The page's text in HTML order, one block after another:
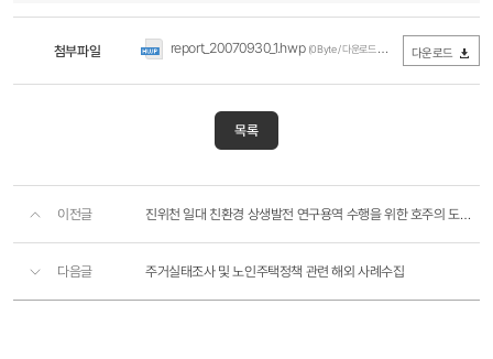
첨부파일 report_20070930_1.hwp (0Byte / 다운로드 229회) 다운로드
목록
이전글 진위천 일대 친환경 상생발전 연구용역 수행을 위한 호주의 도시하천 및 자연하천 정비복원 정책 및 사례 조..
다음글 주거실태조사 및 노인주택정책 관련 해외 사례수집